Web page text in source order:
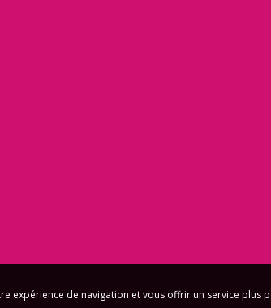
expérience de navigation et vous offrir un service plus